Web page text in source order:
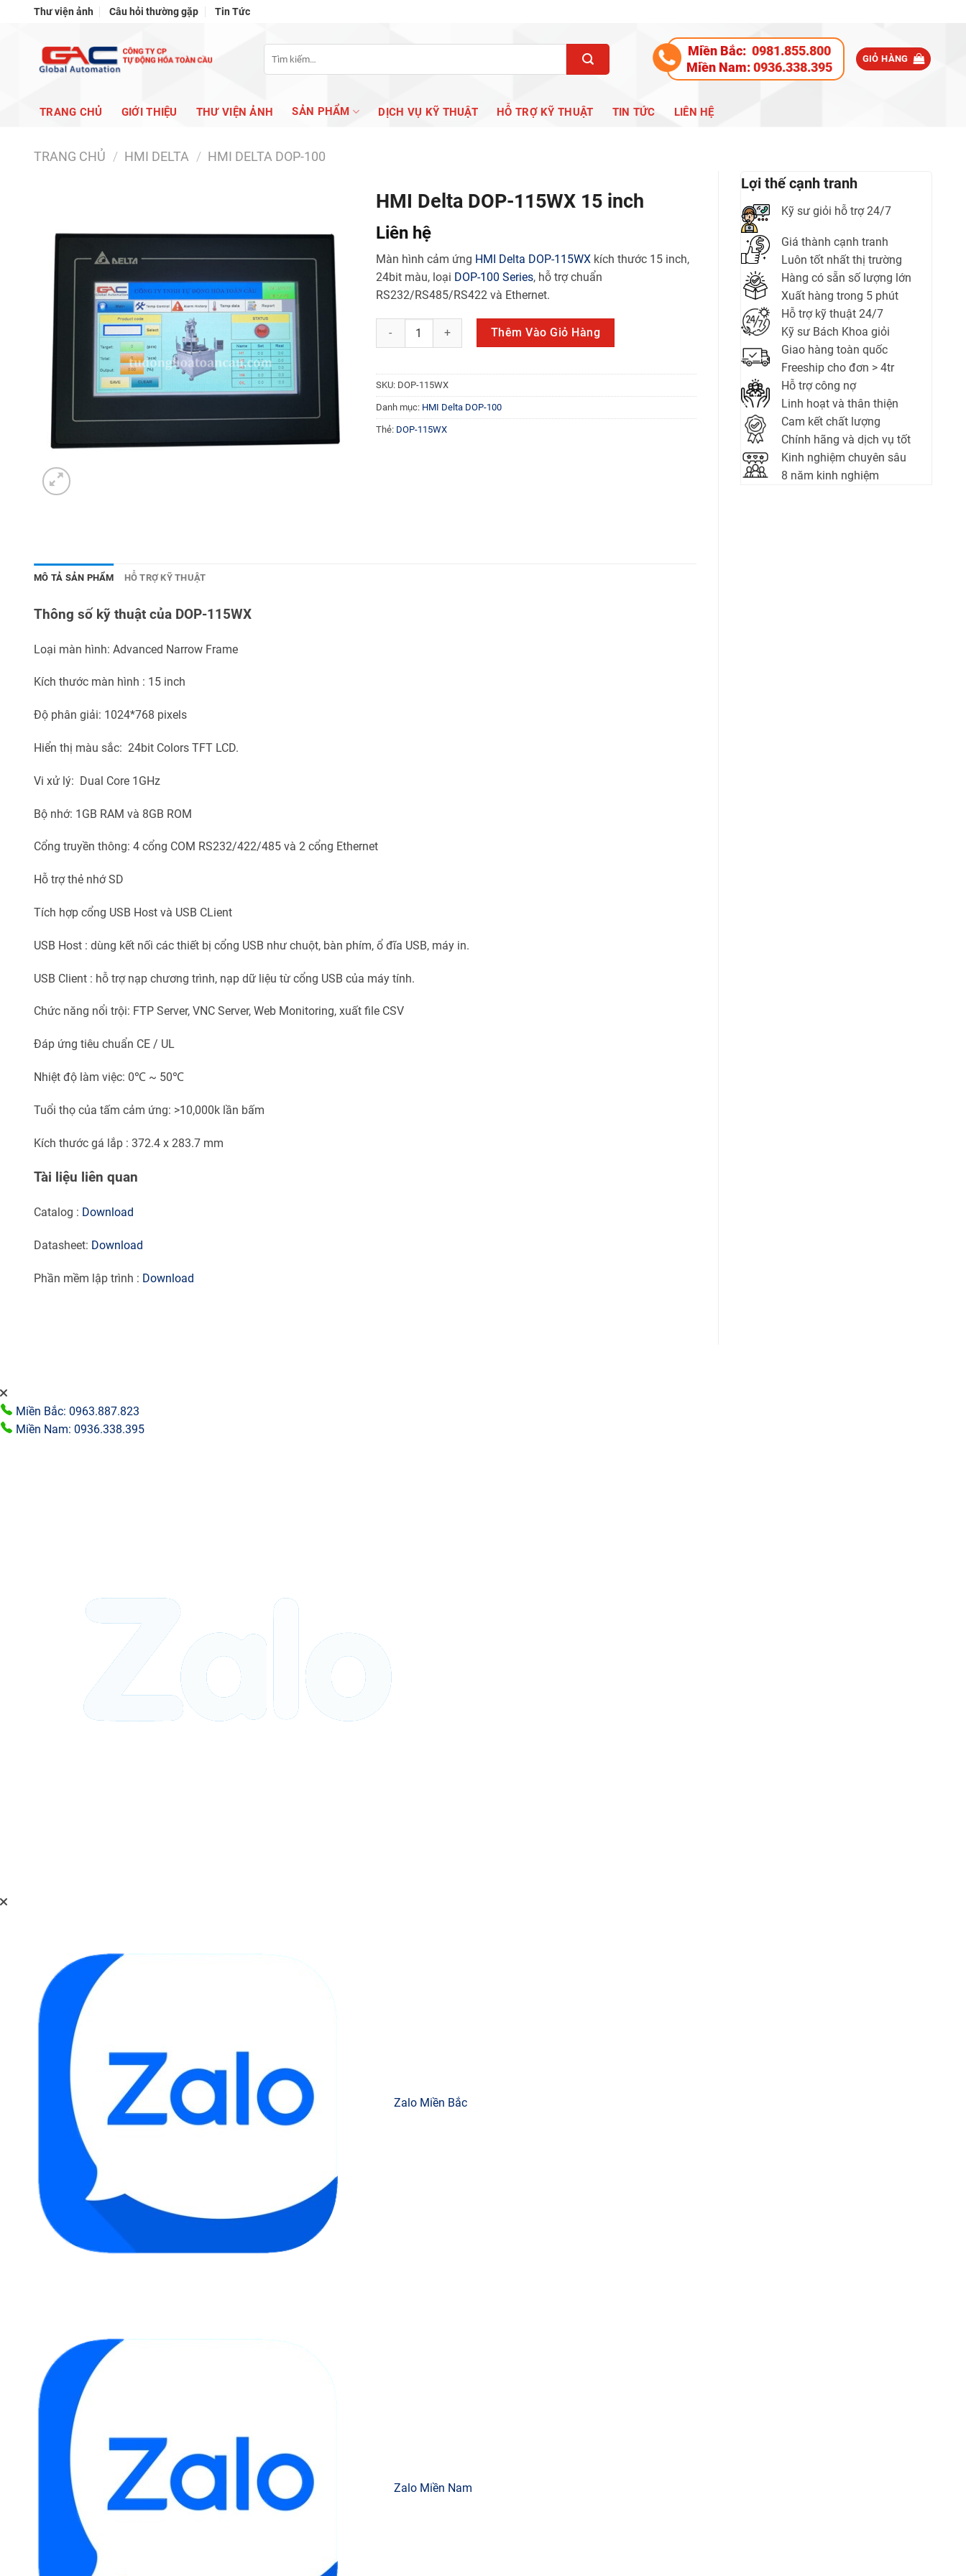
Thư viện ảnh Câu hỏi thường gặp Tin Tức
Tìm
kiếm:
Miền Bắc: 0981.855.800
Miền Nam:0936.338.395
GIỎ HÀNG
TRANG CHỦ GIỚI THIỆU THƯ VIỆN ẢNH SẢN PHẨM DỊCH VỤ KỸ THUẬT HỖ TRỢ KỸ THUẬT TIN TỨC LIÊN HỆ
TRANG CHỦ / HMI DELTA / HMI DELTA DOP-100
Lợi thế cạnh tranh
Kỹ sư giỏi hỗ trợ 24/7
Giá thành cạnh tranh
Luôn tốt nhất thị trường
Hàng có sẵn số lượng lớn
Xuất hàng trong 5 phút
Hỗ trợ kỹ thuật 24/7
Kỹ sư Bách Khoa giỏi
Giao hàng toàn quốc
Freeship cho đơn > 4tr
Hỗ trợ công nợ
Linh hoạt và thân thiện
Cam kết chất lượng
Chính hãng và dịch vụ tốt
Kinh nghiệm chuyên sâu
8 năm kinh nghiệm
HMI Delta DOP-115WX 15 inch
Liên hệ
Màn hình cảm ứng HMI Delta DOP-115WXkích thước 15 inch,
24bit màu, loại DOP-100 Series, hỗ trợ chuẩn
RS232/RS485/RS422 và Ethernet.
HMI Delta DOP-115WX 15 inch số lượng
Thêm Vào Giỏ Hàng
SKU: DOP-115WX
Danh mục: HMI Delta DOP-100
Thẻ: DOP-115WX
MÔ TẢ SẢN PHẨM HỖ TRỢ KỸ THUẬT
Thông số kỹ thuật của DOP-115WX
Loại màn hình: Advanced Narrow Frame
Kích thước màn hình : 15 inch
Độ phân giải: 1024*768 pixels
Hiển thị màu sắc: 24bit Colors TFT LCD.
Vi xử lý: Dual Core 1GHz
Bộ nhớ: 1GB RAM và 8GB ROM
Cổng truyền thông: 4 cổng COM RS232/422/485 và 2 cổng Ethernet
Hỗ trợ thẻ nhớ SD
Tích hợp cổng USB Host và USB CLient
USB Host : dùng kết nối các thiết bị cổng USB như chuột, bàn phím, ổ đĩa USB, máy in.
USB Client : hỗ trợ nạp chương trình, nạp dữ liệu từ cổng USB của máy tính.
Chức năng nổi trội: FTP Server, VNC Server, Web Monitoring, xuất file CSV
Đáp ứng tiêu chuẩn CE / UL
Nhiệt độ làm việc: 0℃ ~ 50℃
Tuổi thọ của tấm cảm ứng: >10,000k lần bấm
Kích thước gá lắp : 372.4 x 283.7 mm
Tài liệu liên quan
Catalog : Download
Datasheet: Download
Phần mềm lập trình : Download
Miền Bắc: 0963.887.823
Miền Nam: 0936.338.395
Zalo Miền Bắc
Zalo Miền Nam